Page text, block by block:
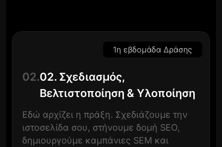
1η εβδομάδα Δράσης
02.02. Σχεδιασμός,
Βελτιστοποίηση & Υλοποίηση
Εδώ αρχίζει η πράξη. Σχεδιάζουμε την
ιστοσελίδα σου, στήνουμε δομή SEO,
δημιουργούμε καμπάνιες SEM και